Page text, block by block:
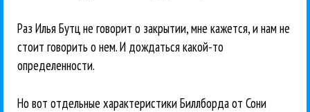
Раз Илья Бутц не говорит о закрытии, мне кажется, и нам не
стоит говорить о нем. И дождаться какой-то
определенности.
Но вот отдельные характеристики Биллборда от Сони